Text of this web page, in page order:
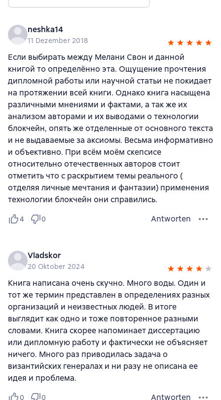
neshka14
11 Dezember 2018
Если выбирать между Мелани Свон и данной
книгой то определённо эта. Ощущение прочтения
дипломной работы или научной статьи не покидает
на протяжении всей книги. Однако книга насыщена
различными мнениями и фактами, а так же их
анализом авторами и их выводами о технологии
блокчейн, опять же отделенные от основного текста
и не выдаваемые за аксиомы. Весьма информативно
и объективно. При всём моём скепсисе
относительно отечественных авторов стоит
отметить что с раскрытием темы реального (
отделяя личные мечтания и фантазии) применения
технологии блокчейн они справились.
4 0 Antworten
Vladskor
20 Oktober 2024
Книга написана очень скучно. Много воды. Один и
тот же термин представлен в определениях разных
организаций и неизвестных людей. В итоге
выглядит как одно и тоже повторенное разными
словами. Книга скорее напоминает диссертацию
или дипломную работу и фактически не объясняет
ничего. Много раз приводилась задача о
византийских генералах и ни разу не описана ее
идея и проблема.
0 0 Antworten